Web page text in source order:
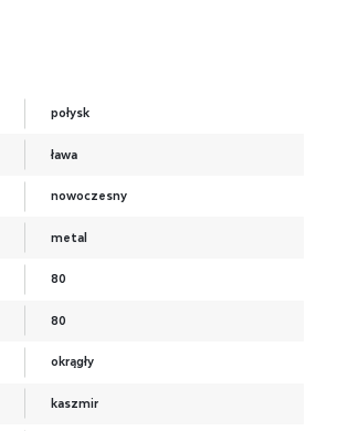
połysk
ława
nowoczesny
metal
80
80
okrągły
kaszmir